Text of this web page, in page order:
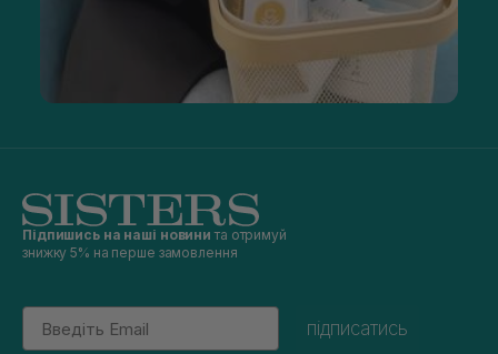
Практика показує, що по-справжньому оздоровити
пасма, повернути їм блиск і пружність, забути про
сухість і лущення шкіри можливо, якщо вплив комплексний.
Найбільш вдалим і грамотним рішенням буде набір
професійного догляду за волоссям з урахуванням
конкретної проблеми. Крім шампуню, кондиціонера,
Неординарні набори косметики для волосся
Сучасні бренди, що випускають продукти для догляду за
пасмами, піклуються і про зручність споживачів. Тому, крім
дорожній;
Підпишись на наші новини та отримуй
знижку 5% на перше замовлення
Email
підписатись